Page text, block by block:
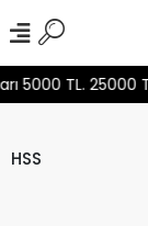
5000 TL. 25000
HSS